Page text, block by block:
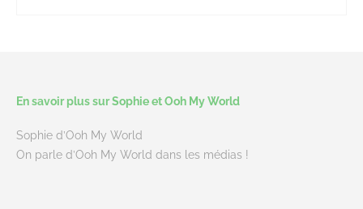
En savoir plus sur Sophie et Ooh My World
Sophie d’Ooh My World
On parle d’Ooh My World dans les médias !